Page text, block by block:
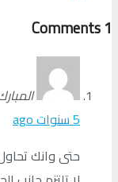
Comments1
5 سنوات ago
حتى وانك